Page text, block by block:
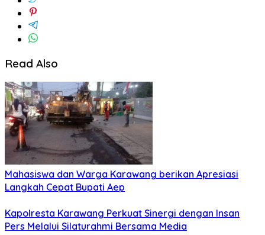
Read Also
Mahasiswa dan Warga Karawang berikan Apresiasi
Langkah Cepat Bupati Aep
Kapolresta Karawang Perkuat Sinergi dengan Insan
Pers Melalui Silaturahmi Bersama Media